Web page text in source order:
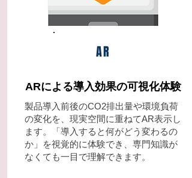
AR
ARによる導入効果の可視化体験
製品導入前後のCO2排出量や環境負荷
の変化を、現実空間に重ねてAR表示し
ます。「導入すると何がどう変わるの
か」を視覚的に体験でき、専門知識が
なくても一目で理解できます。